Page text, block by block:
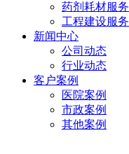
药剂耗材服务
工程建设服务
新闻中心
公司动态
行业动态
客户案例
医院案例
市政案例
其他案例